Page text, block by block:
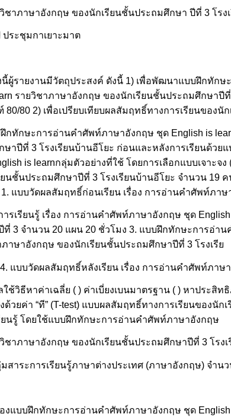
ชาภาษาอังกฤษ ของนักเรียนชั้นประถมศึกษา ปีที่ 3 โรง
ระชุมกาเยาะมาต
นี้ผู้รายงานมีวัตถุประสงค์ ดังนี้ 1) เพื่อพัฒนาแบบฝึกทัก
รายวิชาภาษาอังกฤษ ของนักเรียนชั้นประถมศึกษาปีที่
80 2) เพื่อเปรียบเทียบผลสัมฤทธิ์ทางการเรียนของนัก
กทักษะการอ่านคำศัพท์ภาษาอังกฤษ ชุด English is
าปีที่ 3 โรงเรียนบ้านอีโยะ ก่อนและหลังการเรียนด้วย
is learnกลุ่มตัวอย่างที่ใช้ โดยการเลือกแบบเจาะจง
นชั้นประถมศึกษาปีที่ 3 โรงเรียนบ้านอีโยะ จำนวน 19
แบบวัดผลสัมฤทธิ์ก่อนเรียน เรื่อง การอ่านคำศัพท์ภาษ
ารเรียนรู้ เรื่อง การอ่านคำศัพท์ภาษาอังกฤษ ชุด
3 จำนวน 20 แผน 20 ชั่วโมง 3. แบบฝึกทักษะการอ่า
ภาษาอังกฤษ ของนักเรียนชั้นประถมศึกษาปีที่ 3 โรงเรีย
แบบวัดผลสัมฤทธิ์หลังเรียน เรื่อง การอ่านคำศัพท์ภาษ
ช้วิธีหาค่าเฉลี่ย ( ) ค่าเบี่ยงเบนมาตรฐาน ( ) หาประสิท
ด้วยค่า “ที” (T-test) แบบผลสัมฤทธิ์ทางการเรียนของนั
ยนรู้ โดยใช้แบบฝึกทักษะการอ่านคำศัพท์ภาษาอังกฤษ
ชาภาษาอังกฤษ ของนักเรียนชั้นประถมศึกษาปีที่ 3 โรงเ
สาระการเรียนรู้ภาษาต่างประเทศ (ภาษาอังกฤษ) จำน
งแบบฝึกทักษะการอ่านคำศัพท์ภาษาอังกฤษ ชุด English